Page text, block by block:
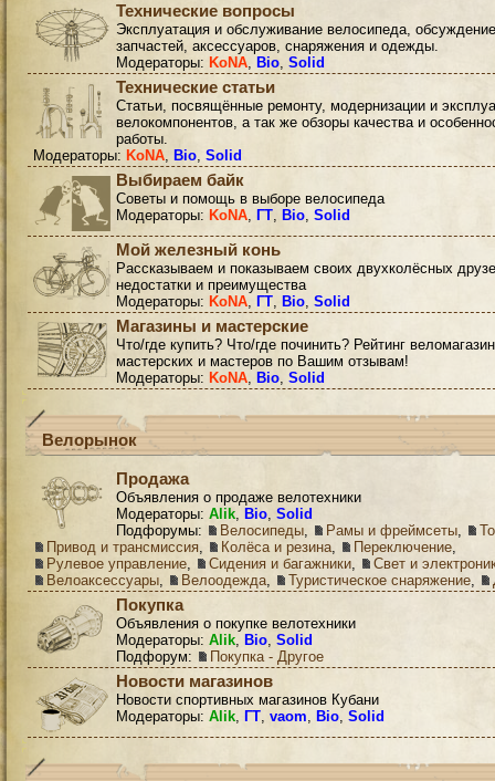
Технические вопросы
Эксплуатация и обслуживание велосипеда, обсуждение
запчастей, аксессуаров, снаряжения и одежды.
Модераторы: KoNA, Bio, Solid
Технические статьи
Статьи, посвящённые ремонту, модернизации и
велокомпонентов, а так же обзоры качества и
работы.
Модераторы: KoNA, Bio, Solid
Выбираем байк
Советы и помощь в выборе велосипеда
Модераторы: KoNA, ГТ, Bio, Solid
Мой железный конь
Рассказываем и показываем своих двухколёсных
недостатки и преимущества
Модераторы: KoNA, ГТ, Bio, Solid
Магазины и мастерские
Что/где купить? Что/где починить? Рейтинг
мастерских и мастеров по Вашим отзывам!
Модераторы: KoNA, Bio, Solid
Велорынок
Продажа
Объявления о продаже велотехники
Модераторы: Alik, Bio, Solid
Подфорумы:
Велосипеды, Рамы и фреймсеты,
Привод и трансмиссия, Колёса и резина, Переключение,
Рулевое управление, Сидения и багажники,
Свет и
Велоаксессуары, Велоодежда, Туристическое снаряжение,
Покупка
Объявления о покупке велотехники
Модераторы: Alik, Bio, Solid
Подфорум:
Покупка - Другое
Новости магазинов
Новости спортивных магазинов Кубани
Модераторы: Alik, ГТ, vaom, Bio, Solid